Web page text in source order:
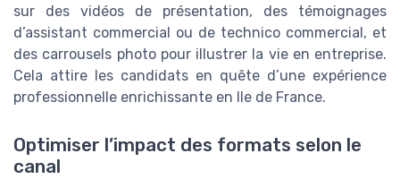
sur des vidéos de présentation, des témoignages
d’assistant commercial ou de technico commercial, et
des carrousels photo pour illustrer la vie en entreprise.
Cela attire les candidats en quête d’une expérience
professionnelle enrichissante en Ile de France.
Optimiser l’impact des formats selon le
canal